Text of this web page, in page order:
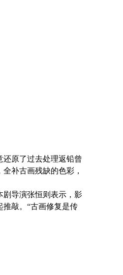
原了过去处理返铅曾
补古画残缺的色彩，
剧导演张恒则表示，影
敲。“古画修复是传